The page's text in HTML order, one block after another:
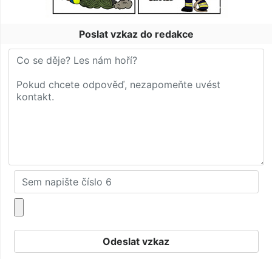
Poslat vzkaz do redakce